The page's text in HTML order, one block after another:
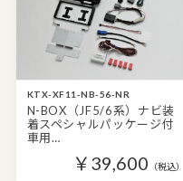
KTX-XF11-NB-56-NR
N-BOX（JF5/6系）ナビ装
着スペシャルパッケージ付
車用…
￥39,600 （税込）